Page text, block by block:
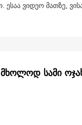
ვიდეო მათზე,
სამი